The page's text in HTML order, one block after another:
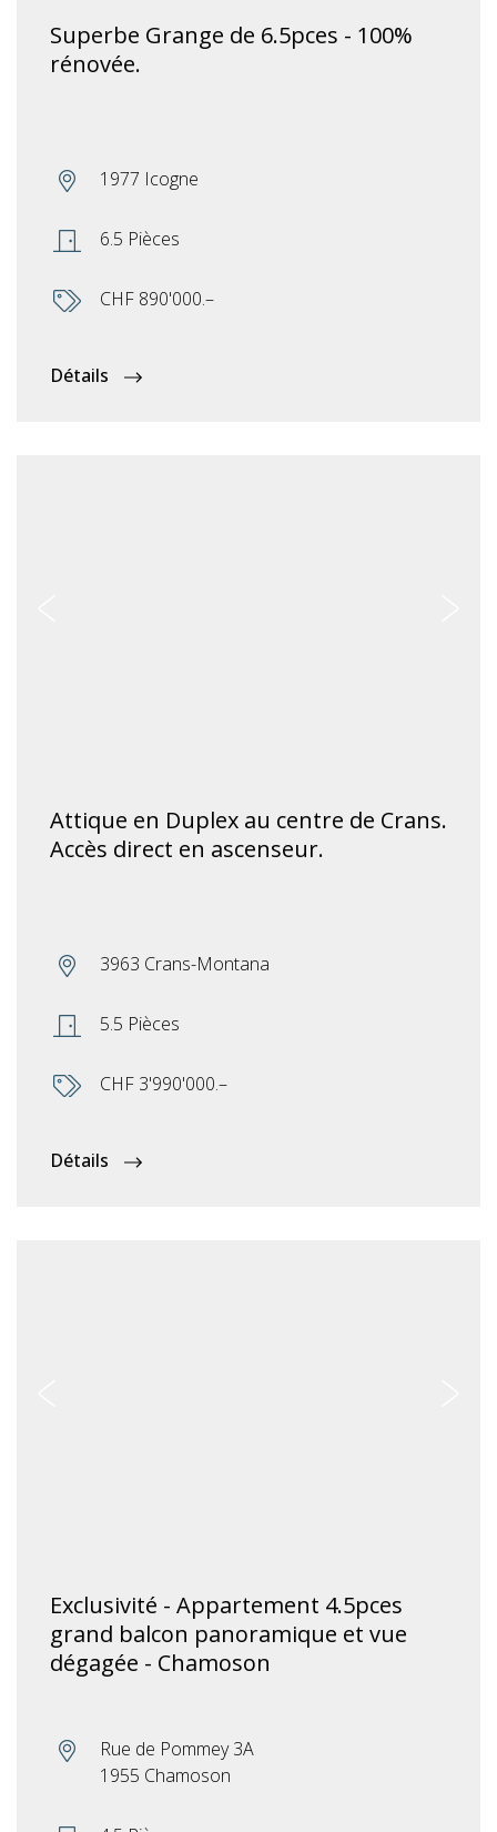
Superbe Grange de 6.5pces - 100%
rénovée.
1977 Icogne
6.5 Pièces
CHF 890'000.–
Détails
Attique en Duplex au centre de Crans.
Accès direct en ascenseur.
3963 Crans-Montana
5.5 Pièces
CHF 3'990'000.–
Détails
Exclusivité - Appartement 4.5pces
grand balcon panoramique et vue
dégagée - Chamoson
Rue de Pommey 3A
1955 Chamoson